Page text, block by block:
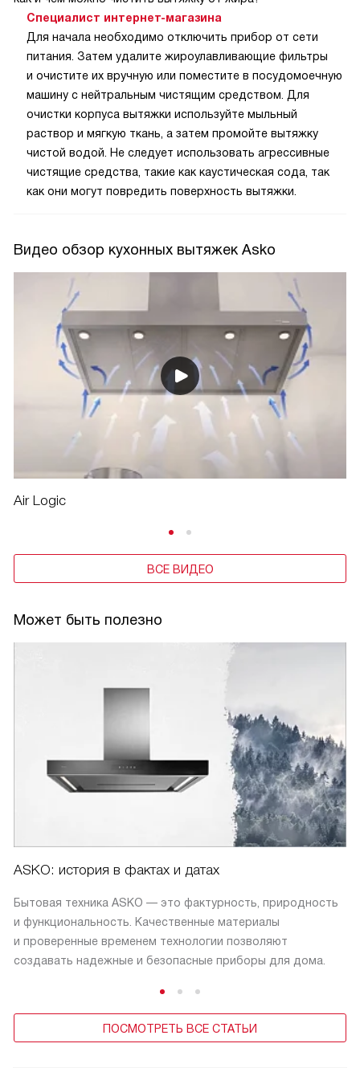
Специалист интернет-магазина
Для начала необходимо отключить прибор от сети
питания. Затем удалите жироулавливающие фильтры
и очистите их вручную или поместите в посудомоечную
машину с нейтральным чистящим средством. Для
очистки корпуса вытяжки используйте мыльный
раствор и мягкую ткань, а затем промойте вытяжку
чистой водой. Не следует использовать агрессивные
чистящие средства, такие как каустическая сода, так
как они могут повредить поверхность вытяжки.
Видео обзор кухонных вытяжек Asko
Air Logic
ВСЕ ВИДЕО
Может быть полезно
ASKO: история в фактах и датах
Бытовая техника ASKO — это фактурность, природность
и функциональность. Качественные материалы
и проверенные временем технологии позволяют
создавать надежные и безопасные приборы для дома.
ПОСМОТРЕТЬ ВСЕ СТАТЬИ